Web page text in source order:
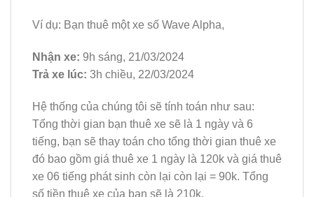
Ví dụ: Bạn thuê một xe số Wave Alpha,
Nhận xe: 9h sáng, 21/03/2024
Trả xe lúc: 3h chiều, 22/03/2024
Hệ thống của chúng tôi sẽ tính toán như sau:
Tổng thời gian bạn thuê xe sẽ là 1 ngày và 6
tiếng, bạn sẽ thay toán cho tổng thời gian thuê xe
đó bao gồm giá thuê xe 1 ngày là 120k và giá thuê
xe 06 tiếng phát sinh còn lại còn lại = 90k. Tổng
số tiền thuê xe của bạn sẽ là 210k.